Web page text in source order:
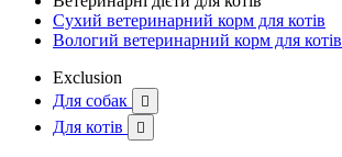
Сухий ветеринарний корм для котів
Вологий ветеринарний корм для котів
Exclusion
Для собак

Для котів 